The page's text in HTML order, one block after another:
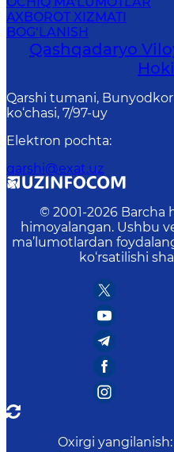
AXBOROT XIZMATI
BOG‘LANISH
Qashqadaryo
Qarshi tumani,
ko‘chasi, 7/97-uy
Elektron pochta:
qarshi@exat.uz
© 2001-2026 Barcha
himoyalangan. Ushbu
ma’lumotlardan
ko‘rsatilishi
Oxirgi yangilanish: